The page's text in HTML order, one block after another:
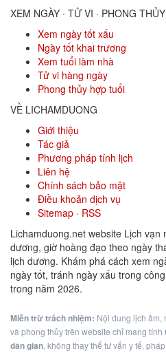
XEM NGÀY · TỬ VI · PHONG THỦY
Xem ngày tốt xấu
Ngày tốt khai trương
Xem tuổi làm nhà
Tử vi hàng ngày
Phong thủy hợp tuổi
VỀ LICHAMDUONG
Giới thiệu
Tác giả
Phương pháp tính lịch
Liên hệ
Chính sách bảo mật
Điều khoản dịch vụ
Sitemap · RSS
Lichamduong.net website Lịch vạn
dương, giờ hoàng đạo theo ngày
lịch dương. Khám phá cách xem
ngày tốt, tránh ngày xấu trong
trong năm 2026.
Miễn trừ trách nhiệm: Nội dung lịch âm,
và phong thủy trên website chỉ mang tính
dân gian, không thay thế tư vấn y tế,